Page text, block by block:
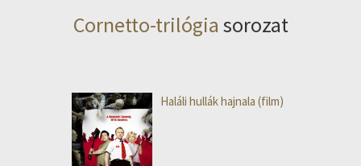
Cornetto-trilógia sorozat
Haláli hullák hajnala (film)